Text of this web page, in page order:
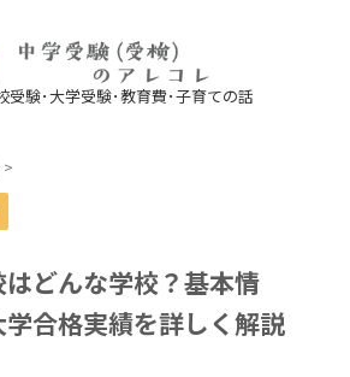
受験･大学受験･教育費･子育ての話
>
どんな学校？基本情
合格実績を詳しく解説